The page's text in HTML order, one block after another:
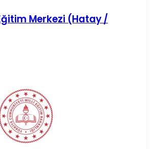
Merkezi (Hatay /